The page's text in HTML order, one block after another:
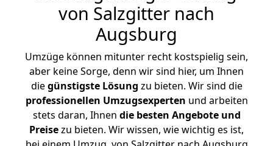
von Salzgitter nach
Augsburg
Umzüge können mitunter recht kostspielig sein,
aber keine Sorge, denn wir sind hier, um Ihnen
diegünstigste Lösung zu bieten. Wir sind die
professionellen Umzugsexperten und arbeiten
stets daran, Ihnen die besten Angebote und
Preisezu bieten. Wir wissen, wie wichtig es ist,